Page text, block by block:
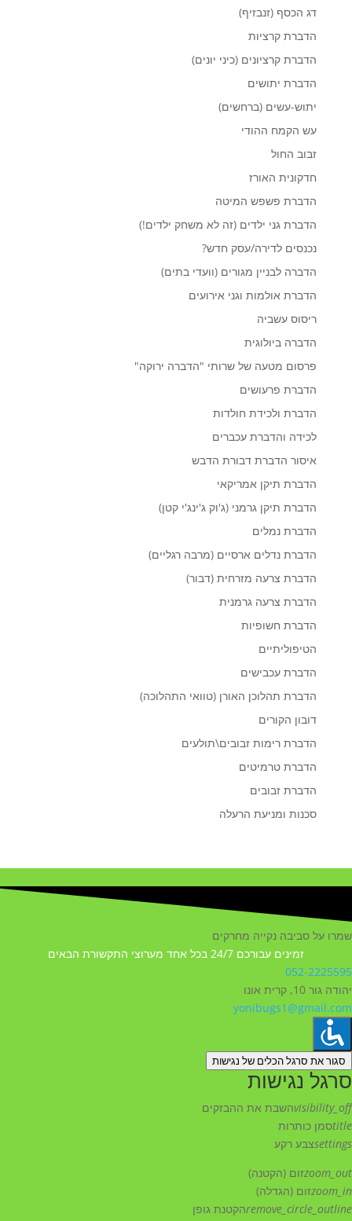
דג הכסף (זנבזיף)
הדברת קרציות
הדברת קרציונים (כיני יונים)
הדברת יתושים
יתוש-עשים (ברחשים)
עש הקמח ההודי
זבוב החול
חדקונית האורז
הדברת פשפש המיטה
הדברת גני ילדים (זה לא משחק ילדים!)
נכנסים לדירה/עסק חדש?
הדברה לבניין מגורים (וועדי בתים)
הדברת אולמות וגני אירועים
ריסוס עשביה
הדברה ביולוגית
פרסום מטעה של שרותי "הדברה ירוקה"
הדברת פרעושים
הדברת ולכידת חולדות
לכידה והדברת עכברים
איסור הדברת דבורת הדבש
הדברת תיקן אמריקאי
הדברת תיקן גרמני (ג'וק ג'ינג'י קטן)
הדברת נמלים
הדברת נדלים ארסיים (מרבה רגליים)
הדברת צרעה מזרחית (דבור)
הדברת צרעה גרמנית
הדברת חשופיות
הטיפוליתיים
הדברת עכבישים
הדברת תהלוכן האורן (טוואי התהלוכה)
דובון הקורים
הדברת רימות זבובים\תולעים
הדברת טרמיטים
הדברת זבובים
סכנות ומניעת הרעלה
שמרו על סביבה נקייה מחרקים
זמינים עבורכם 24/7 בכל אחד מערוצי התקשורת הבאים
052-2225595
יהודה גור 10, קרית אונו
yonibugs1@gmail.com
סגור את סרגל הכלים של נגישות
סרגל נגישות
visibility_offהשבת את ההבזקים
titleסמן כותרות
settingsצבע רקע
zoom_outזום (הקטנה)
zoom_inזום (הגדלה)
remove_circle_outlineהקטנת גופן